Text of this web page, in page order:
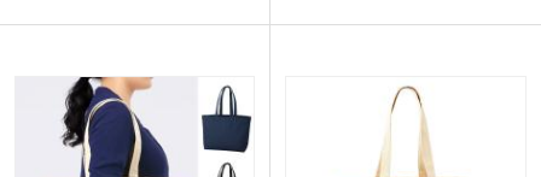
表面に１色印刷で名入れができます。シ
コットン素材の大きな外ポケットに大き
購入特典におすすめです。